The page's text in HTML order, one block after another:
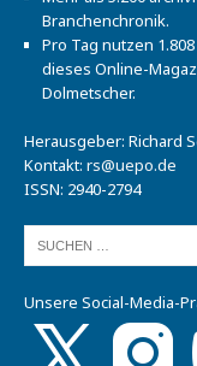
Branchenchronik.
Pro Tag nutzen
dieses Online-
Dolmetscher.
Herausgeber: Richard
Kontakt: rs@uepo.de
ISSN: 2940-2794
Unsere Social-Media-